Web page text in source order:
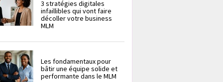
3 stratégies digitales
infaillibles qui vont faire
décoller votre business
MLM
Les fondamentaux pour
bâtir une équipe solide et
performante dans le MLM